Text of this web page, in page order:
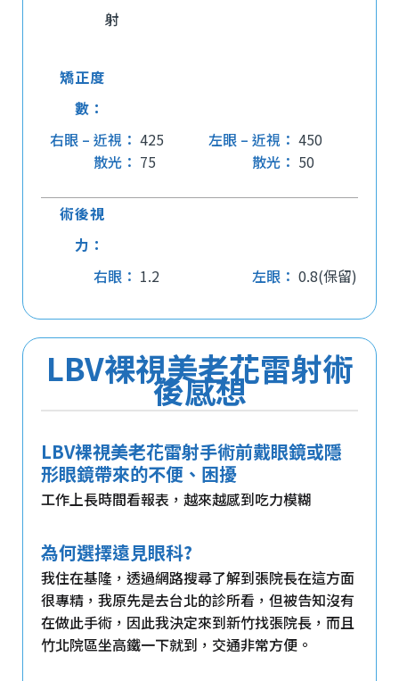
射
矯正度
數：
右眼 – 近視： 425 左眼 – 近視： 450
散光： 75 散光： 50
術後視
力：
右眼： 1.2 左眼： 0.8(保留)
LBV裸視美老花雷射術
後感想
LBV裸視美老花雷射手術前戴眼鏡或隱
形眼鏡帶來的不便、困擾
工作上長時間看報表，越來越感到吃力模糊
為何選擇遠見眼科?
我住在基隆，透過網路搜尋了解到張院長在這方面
很專精，我原先是去台北的診所看，但被告知沒有
在做此手術，因此我決定來到新竹找張院長，而且
竹北院區坐高鐵一下就到，交通非常方便。